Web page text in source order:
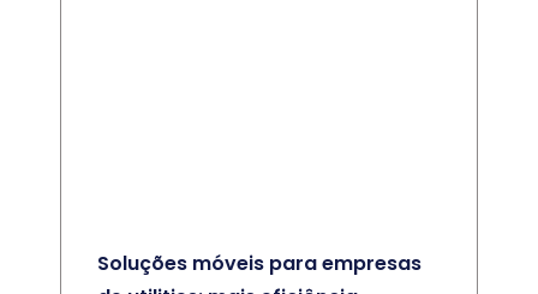
Soluções móveis para empresas